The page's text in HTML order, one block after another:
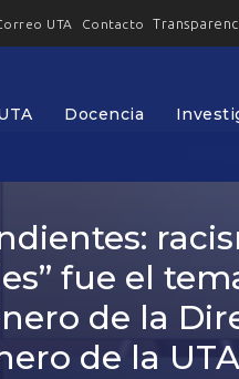
UTA Contacto
Docencia
fue el
de la
de la UTA